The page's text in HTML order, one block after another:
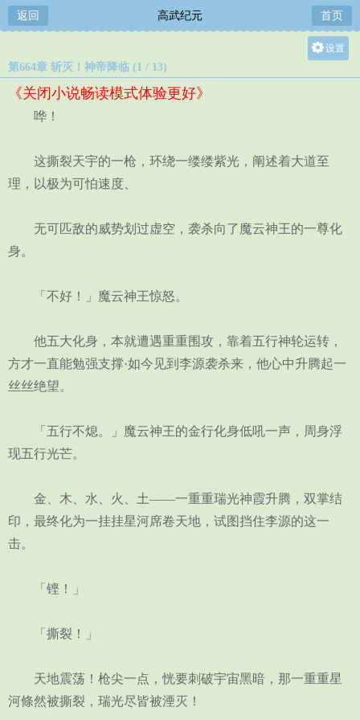
返回 高武纪元 首页
设置
第664章 斩灭！神帝降临 (1 / 13)
《关闭小说畅读模式体验更好》
哗！
这撕裂天宇的一枪，环绕一缕缕紫光，阐述着大道至
理，以极为可怕速度、
无可匹敌的威势划过虚空，袭杀向了魔云神王的一尊化
身。
「不好！」魔云神王惊怒。
他五大化身，本就遭遇重重围攻，靠着五行神轮运转，
方才一直能勉强支撑·如今见到李源袭杀来，他心中升腾起一
丝丝绝望。
「五行不熄。」魔云神王的金行化身低吼一声，周身浮
现五行光芒。
金、木、水、火、土——一重重瑞光神霞升腾，双掌结
印，最终化为一挂挂星河席卷天地，试图挡住李源的这一
击。
「铿！」
「撕裂！」
天地震荡！枪尖一点，恍要刺破宇宙黑暗，那一重重星
河條然被撕裂，瑞光尽皆被湮灭！